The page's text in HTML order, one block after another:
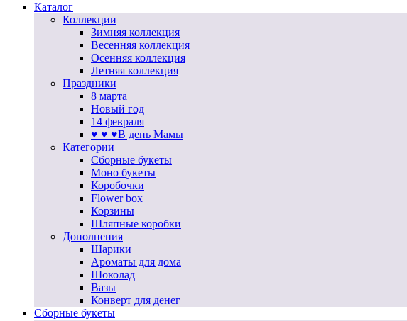
Каталог
Коллекции
Зимняя коллекция
Весенняя коллекция
Осенняя коллекция
Летняя коллекция
Праздники
8 марта
Новый год
14 февраля
♥ ♥ ♥В день Мамы
Категории
Сборные букеты
Моно букеты
Коробочки
Flower box
Корзины
Шляпные коробки
Дополнения
Шарики
Ароматы для дома
Шоколад
Вазы
Конверт для денег
Сборные букеты